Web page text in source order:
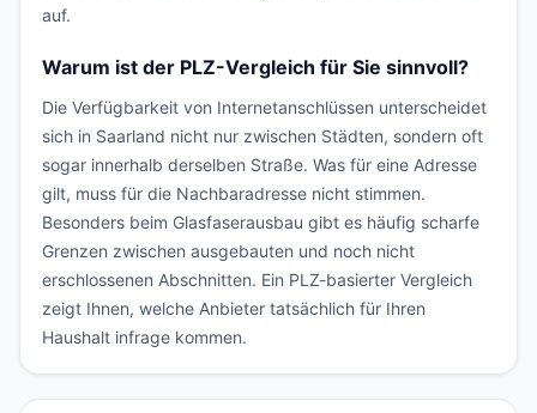
auf.
Warum ist der PLZ-Vergleich für Sie sinnvoll?
Die Verfügbarkeit von Internetanschlüssen unterscheidet
sich in Saarland nicht nur zwischen Städten, sondern oft
sogar innerhalb derselben Straße. Was für eine Adresse
gilt, muss für die Nachbaradresse nicht stimmen.
Besonders beim Glasfaserausbau gibt es häufig scharfe
Grenzen zwischen ausgebauten und noch nicht
erschlossenen Abschnitten. Ein PLZ-basierter Vergleich
zeigt Ihnen, welche Anbieter tatsächlich für Ihren
Haushalt infrage kommen.